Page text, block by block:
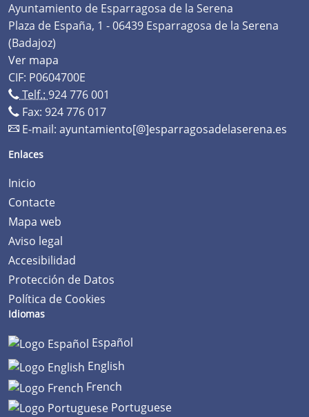
Ayuntamiento de Esparragosa de la Serena
Plaza de España, 1 - 06439 Esparragosa de la Serena
(Badajoz)
Ver mapa
CIF: P0604700E
Telf.:924 776 001
Fax: 924 776 017
E-mail: ayuntamiento[@]esparragosadelaserena.es
Enlaces
Inicio
Contacte
Mapa web
Aviso legal
Accesibilidad
Protección de Datos
Política de Cookies
Idiomas
Español
English
French
Portuguese